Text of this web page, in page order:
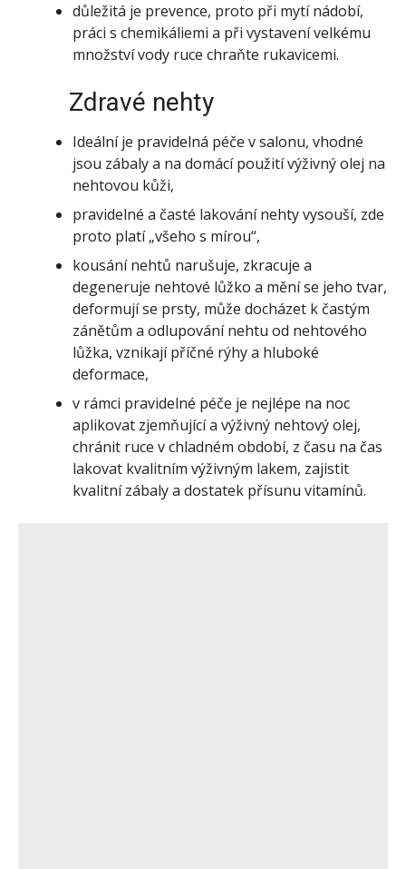
důležitá je prevence, proto při mytí nádobí,
práci s chemikáliemi a při vystavení velkému
množství vody ruce chraňte rukavicemi.
Zdravé nehty
Ideální je pravidelná péče v salonu, vhodné
jsou zábaly a na domácí použití výživný olej na
nehtovou kůži,
pravidelné a časté lakování nehty vysouší, zde
proto platí „všeho s mírou“,
kousání nehtů narušuje, zkracuje a
degeneruje nehtové lůžko a mění se jeho tvar,
deformují se prsty, může docházet k častým
zánětům a odlupování nehtu od nehtového
lůžka, vznikají příčné rýhy a hluboké
deformace,
v rámci pravidelné péče je nejlépe na noc
aplikovat zjemňující a výživný nehtový olej,
chránit ruce v chladném období, z času na čas
lakovat kvalitním výživným lakem, zajistit
kvalitní zábaly a dostatek přísunu vitamínů.